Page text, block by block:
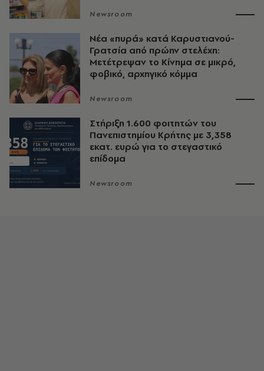
Newsroom
Νέα «πυρά» κατά Καρυστιανού-
Γρατσία από πρώην στελέχη:
Μετέτρεψαν το Κίνημα σε μικρό,
φοβικό, αρχηγικό κόμμα
Newsroom
Στήριξη 1.600 φοιτητών του
Πανεπιστημίου Κρήτης με 3,358
εκατ. ευρώ για το στεγαστικό
επίδομα
Newsroom